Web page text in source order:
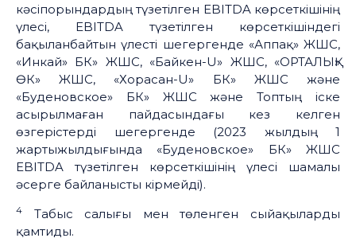
кәсіпорындардың түзетілген EBITDA көрсеткішінің
үлесі, EBITDA түзетілген көрсеткішіндегі
бақыланбайтын үлесті шегергенде «Аппақ» ЖШС,
«Инкай» БК» ЖШС, «Байкен-U» ЖШС, «ОРТАЛЫҚ»
ӨК» ЖШС, «Хорасан-U» БК» ЖШС және
«Буденовское» БК» ЖШС және Топтың іске
асырылмаған пайдасындағы кез келген
өзгерістерді шегергенде (2023 жылдың 1
жартыжылдығында «Буденовское» БК» ЖШС
EBITDA түзетілген көрсеткішінің үлесі шамалы
әсерге байланысты кірмейді).
4
Табыс салығы мен төленген сыйақыларды
қамтиды.